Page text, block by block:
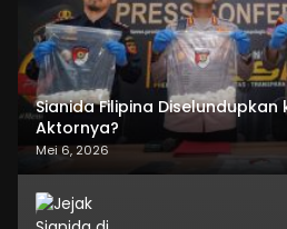
Sianida Filipina
Aktornya?
Mei 6, 2026